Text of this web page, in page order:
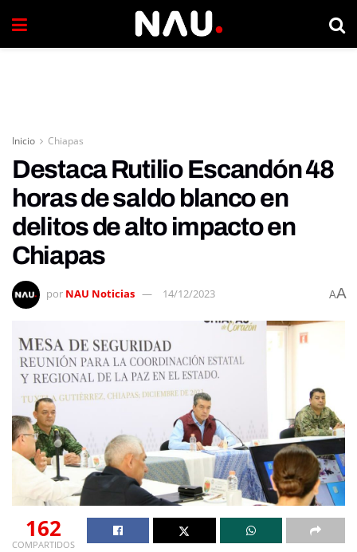
Inicio Chiapas
Destaca Rutilio Escandón 48
horas de saldo blanco en
delitos de alto impacto en
Chiapas
por NAU Noticias 14/12/2023 AA
162
COMPARTIDOS